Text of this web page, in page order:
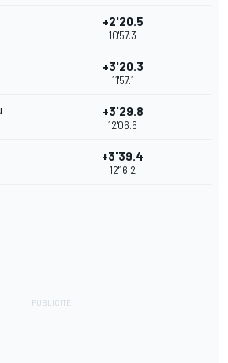
+2'20.5
10'57.3
+3'20.3
11'57.1
+3'29.8
12'06.6
+3'39.4
12'16.2